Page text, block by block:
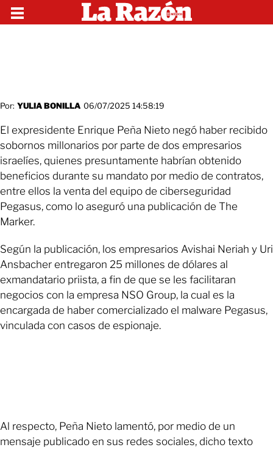
Por: YULIA BONILLA 06/07/2025 14:58:19
El expresidente Enrique Peña Nieto negó haber recibido
sobornos millonarios por parte de dos empresarios
israelíes, quienes presuntamente habrían obtenido
beneficios durante su mandato por medio de contratos,
entre ellos la venta del equipo de ciberseguridad
Pegasus, como lo aseguró una publicación de The
Marker.
Según la publicación, los empresarios Avishai Neriah y Uri
Ansbacher entregaron 25 millones de dólares al
exmandatario priista, a fin de que se les facilitaran
negocios con la empresa NSO Group, la cual es la
encargada de haber comercializado el malware Pegasus,
vinculada con casos de espionaje.
Al respecto, Peña Nieto lamentó, por medio de un
mensaje publicado en sus redes sociales, dicho texto